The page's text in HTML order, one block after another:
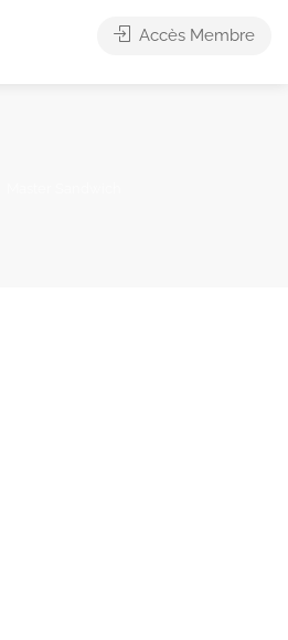
Accès Membre